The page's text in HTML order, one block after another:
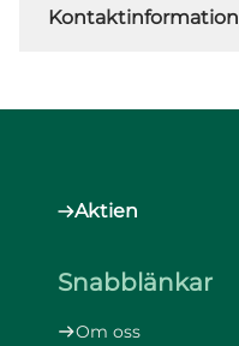
Kontaktinformation
Aktien
Snabblänkar
Om oss